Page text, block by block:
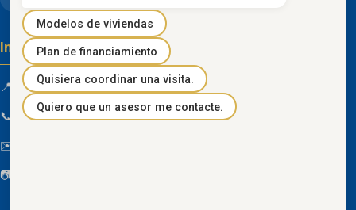
Información de contacto
📍 Km 85 Vía Progreso, Playas, Guayas, Ecuador
📞 096 934 4318
✉️
📷
Modelos de viviendas
Plan de financiamiento
Quisiera coordinar una visita.
Quiero que un asesor me contacte.